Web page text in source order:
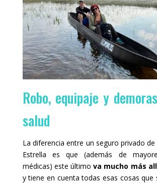
Robo, equipaje y
salud
La diferencia entre un seguro privado de
Estrella es que (además de
médicas) este últimova mucho más
y tiene en cuenta todas esas cosas que